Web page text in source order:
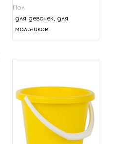
Пол
для девочек, для
мальчиков